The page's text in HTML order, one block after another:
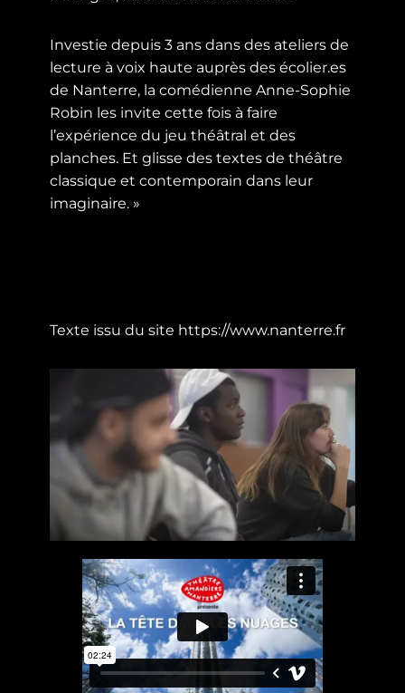
Investie depuis 3 ans dans des ateliers de
lecture à voix haute auprès des écolier.es
de Nanterre, la comédienne Anne-Sophie
Robin les invite cette fois à faire
l’expérience du jeu théâtral et des
planches. Et glisse des textes de théâtre
classique et contemporain dans leur
imaginaire. »
Texte issu du site https://www.nanterre.fr